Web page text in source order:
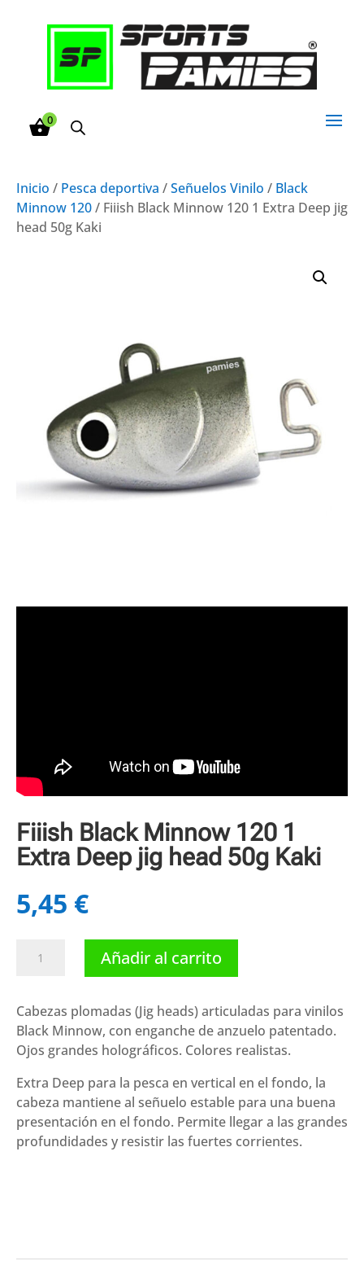
0
Inicio / Pesca deportiva /Señuelos Vinilo / Black
Minnow 120/ Fiiish Black Minnow 120 1 Extra Deep jig
head 50g Kaki
Fiiish Black Minnow 120 1
Extra Deep jig head 50g Kaki
5,45 €
Black
120
1
Extra
jig
head
50g
Kaki
Añadir al carrito
Cabezas plomadas (Jig heads) articuladas para vinilos
Black Minnow, con enganche de anzuelo patentado.
Ojos grandes holográficos. Colores realistas.
Extra Deep para la pesca en vertical en el fondo, la
cabeza mantiene al señuelo estable para una buena
presentación en el fondo. Permite llegar a las grandes
profundidades y resistir las fuertes corrientes.